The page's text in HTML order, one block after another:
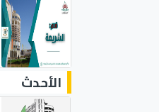
الأحدث